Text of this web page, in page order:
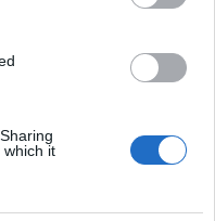
which it